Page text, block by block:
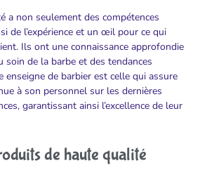
a non seulement des compétences
de l’expérience et un œil pour ce qui
Ils ont une connaissance approfondie
soin de la barbe et des tendances
enseigne de barbier est celle qui assure
à son personnel sur les dernières
garantissant ainsi l’excellence de leur
de haute qualité